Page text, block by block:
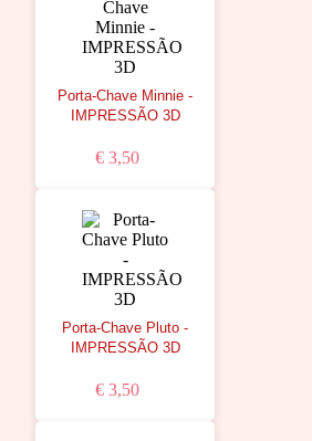
Porta-Chave Minnie -
IMPRESSÃO 3D
€ 3,50
Porta-Chave Pluto -
IMPRESSÃO 3D
€ 3,50